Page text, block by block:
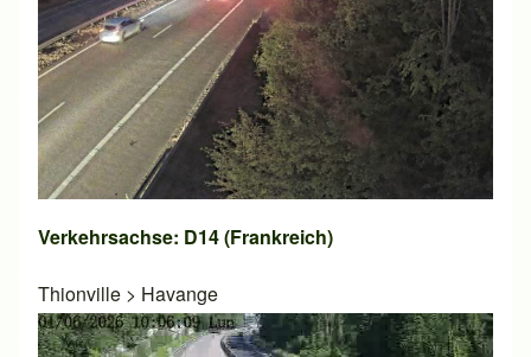
Verkehrsachse: D14 (Frankreich)
Thionville > Havange